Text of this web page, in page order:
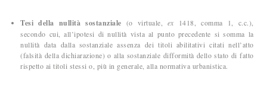
Tesi della nullità sostanziale (o virtuale, ex 1418, comma 1, c.c.),
secondo cui, all’ipotesi di nullità vista al punto precedente si somma la
nullità data dalla sostanziale assenza dei titoli abilitativi citati nell’atto
(falsità della dichiarazione) o alla sostanziale difformità dello stato di fatto
rispetto ai titoli stessi o, più in generale, alla normativa urbanistica.